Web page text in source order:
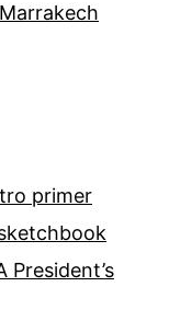
primer
President’s